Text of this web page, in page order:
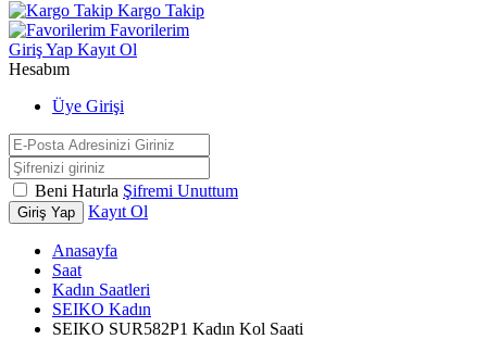
Kargo Takip
Favorilerim
Giriş Yap Kayıt Ol
Hesabım
Üye Girişi
Beni Hatırla Şifremi Unuttum
Giriş Yap Kayıt Ol
Anasayfa
Saat
Kadın Saatleri
SEIKO Kadın
SEIKO SUR582P1 Kadın Kol Saati